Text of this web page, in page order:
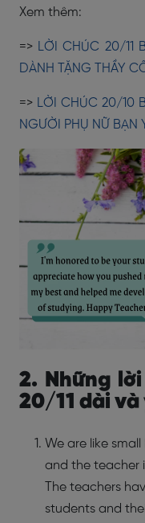
Xem thêm:
=> LỜI CHÚC 20/11
DÀNH TẶNG THẦY
=> LỜI CHÚC 20/10
NGƯỜI PHỤ NỮ BẠN
2. Những
20/11 dài
We are like
and the teacher
The teachers
students and